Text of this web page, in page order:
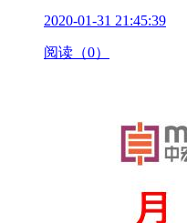
2020-01-31 21:45:39
阅读（0）